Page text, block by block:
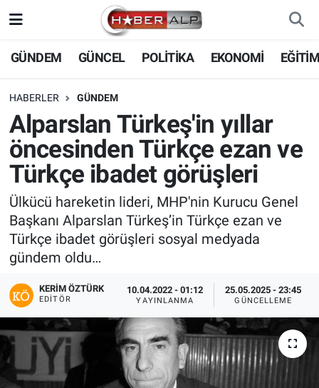
GÜNDEM GÜNCEL POLİTİKA EKONOMİ
HABERLER GÜNDEM
Alparslan Türkeş'in yıllar
öncesinden Türkçe ezan ve
Türkçe ibadet görüşleri
Ülkücü hareketin lideri, MHP'nin Kurucu Genel
Başkanı Alparslan Türkeş’in Türkçe ezan ve
Türkçe ibadet görüşleri sosyal medyada
gündem oldu…
KERIM ÖZTÜRK
EDITÖR
10.04.2022 - 01:12
YAYINLANMA
25.05.2025 - 23:45
GÜNCELLEME
Nöbetçi Eczaneler
Hava Durumu
Trafik Durumu
Süper Lig Puan Durumu ve Fikstür
Tüm Manşetler
Son Dakika Haberleri